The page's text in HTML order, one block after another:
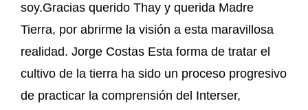
soy.Gracias querido Thay y querida Madre
Tierra, por abrirme la visión a esta maravillosa
realidad. Jorge Costas Esta forma de tratar el
cultivo de la tierra ha sido un proceso progresivo
de practicar la comprensión del Interser,